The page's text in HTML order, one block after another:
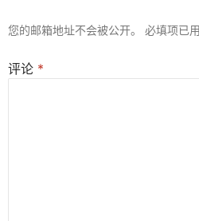
您的邮箱地址不会被公开。 必填项已用
评论 *